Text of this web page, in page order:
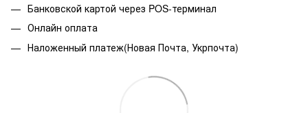
Банковской картой через POS-терминал
Онлайн оплата
Наложенный платеж(Новая Почта, Укрпочта)